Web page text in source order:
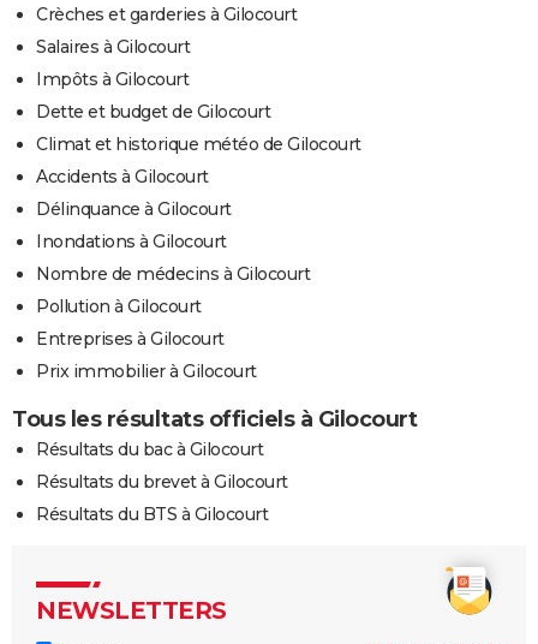
Crèches et garderies à Gilocourt
Salaires à Gilocourt
Impôts à Gilocourt
Dette et budget de Gilocourt
Climat et historique météo de Gilocourt
Accidents à Gilocourt
Délinquance à Gilocourt
Inondations à Gilocourt
Nombre de médecins à Gilocourt
Pollution à Gilocourt
Entreprises à Gilocourt
Prix immobilier à Gilocourt
Tous les résultats officiels à Gilocourt
Résultats du bac à Gilocourt
Résultats du brevet à Gilocourt
Résultats du BTS à Gilocourt
NEWSLETTERS